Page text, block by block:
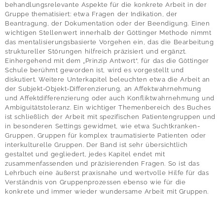
behandlungsrelevante Aspekte für die konkrete Arbeit in der
Gruppe thematisiert: etwa Fragen der Indikation, der
Beantragung, der Dokumentation oder der Beendigung. Einen
wichtigen Stellenwert innerhalb der Göttinger Methode nimmt
das mentalisierungsbasierte Vorgehen ein, das die Bearbeitung
struktureller Störungen hilfreich präzisiert und ergänzt.
Einhergehend mit dem „Prinzip Antwort“, für das die Göttinger
Schule berühmt geworden ist, wird es vorgestellt und
diskutiert. Weitere Unterkapitel beleuchten etwa die Arbeit an
der Subjekt-Objekt-Differenzierung, an Affektwahrnehmung
und Affektdifferenzierung oder auch Konfliktwahrnehmung und
Ambiguitätstoleranz. Ein wichtiger Themenbereich des Buches
ist schließlich der Arbeit mit spezifischen Patientengruppen und
in besonderen Settings gewidmet, wie etwa Suchtkranken-
Gruppen, Gruppen für komplex traumatisierte Patienten oder
interkulturelle Gruppen. Der Band ist sehr übersichtlich
gestaltet und gegliedert, jedes Kapitel endet mit
zusammenfassenden und präzisierenden Fragen. So ist das
Lehrbuch eine äußerst praxisnahe und wertvolle Hilfe für das
Verständnis von Gruppenprozessen ebenso wie für die
konkrete und immer wieder wundersame Arbeit mit Gruppen.